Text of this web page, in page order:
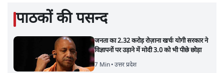
पाठकों की पसन्द
जनता का 2.32 करोड़ रोज़ाना खर्चः योगी सरकार ने
विज्ञापनों पर उड़ाने में मोदी 3.0 को भी पीछे छोड़ा
7 Min• उत्तर प्रदेश